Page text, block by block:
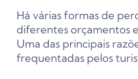
Há várias formas de
diferentes orçamentos
Uma das principais
frequentadas pelos